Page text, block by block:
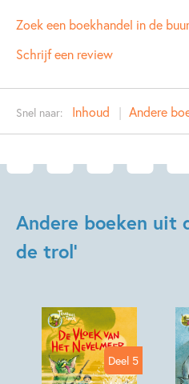
Leeftijdsindicatie: 8 - 10 jaar
ISBN:
9789021675626
Type: E-book
Auteur(s):
Reggie Naus
Prijs:
99
Uitgever:
Ploegsma
7 – 9 jaar 9 – 12 jaar
Fantasie
Fantasie & magie
Reggie Naus
Kees de Boer
Zoek een boekhandel in de
Schrijf een review
Snel naar: Inhoud Andere
Andere boeken uit
de trol'
Deel 5